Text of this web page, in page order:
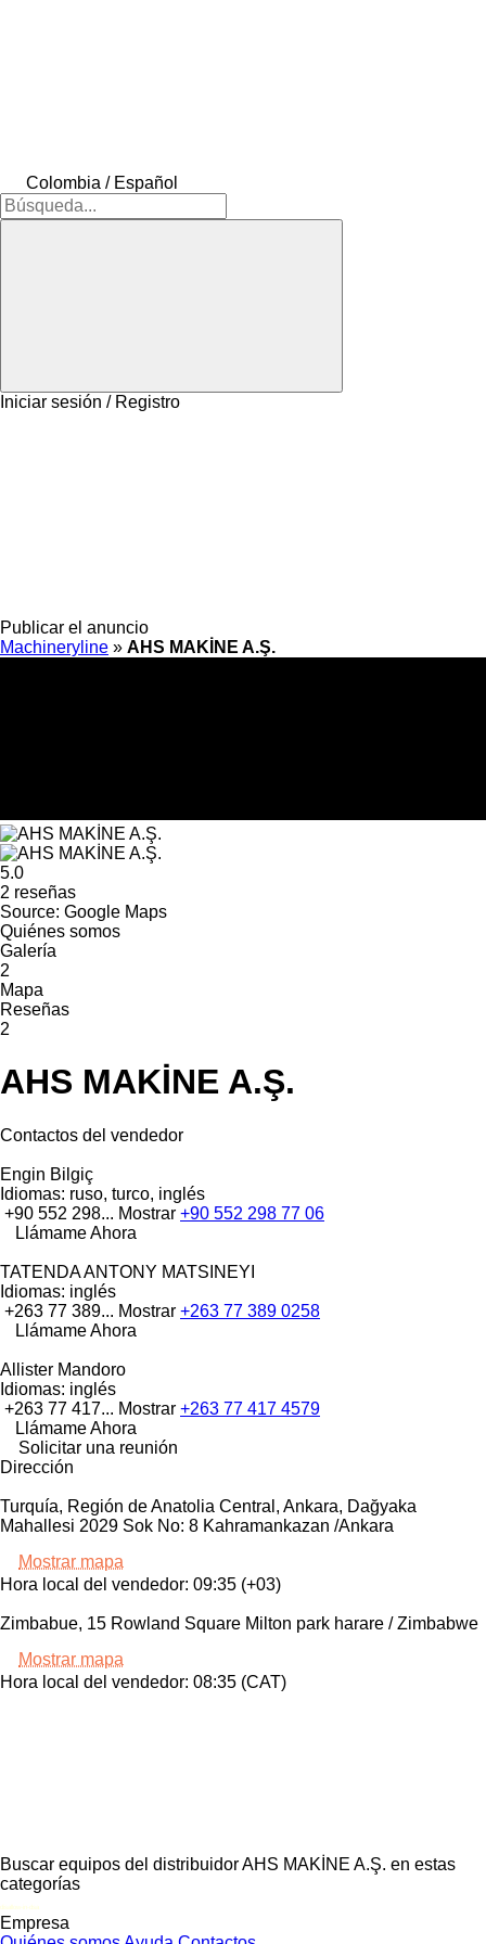
Colombia / Español
Iniciar sesión / Registro
Publicar el anuncio
Machineryline » AHS MAKİNE A.Ş.
5.0
2 reseñas
Source: Google Maps
Quiénes somos
Galería
2
Mapa
Reseñas
2
AHS MAKİNE A.Ş.
Contactos del vendedor
Engin Bilgiç
Idiomas: ruso, turco, inglés
+90 552 298... Mostrar +90 552 298 77 06
Llámame Ahora
TATENDA ANTONY MATSINEYI
Idiomas: inglés
+263 77 389... Mostrar +263 77 389 0258
Llámame Ahora
Allister Mandoro
Idiomas: inglés
+263 77 417... Mostrar +263 77 417 4579
Llámame Ahora
Solicitar una reunión
Dirección
Turquía, Región de Anatolia Central, Ankara, Dağyaka
Mahallesi 2029 Sok No: 8 Kahramankazan /Ankara
Mostrar mapa
Hora local del vendedor: 09:35 (+03)
Zimbabue, 15 Rowland Square Milton park harare / Zimbabwe
Mostrar mapa
Hora local del vendedor: 08:35 (CAT)
Buscar equipos del distribuidor AHS MAKİNE A.Ş. en estas
categorías
disallow-in-dsa
Empresa